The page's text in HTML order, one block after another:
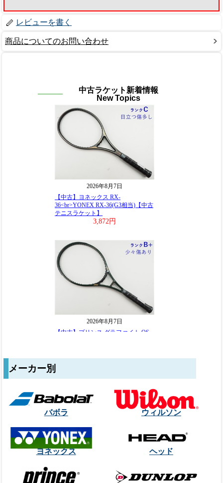
レビューを書く
商品についてのお問い合わせ
中古ラケット新着情報
New Topics
メーカー別
バボラ ウィルソン
ヨネックス ヘッド